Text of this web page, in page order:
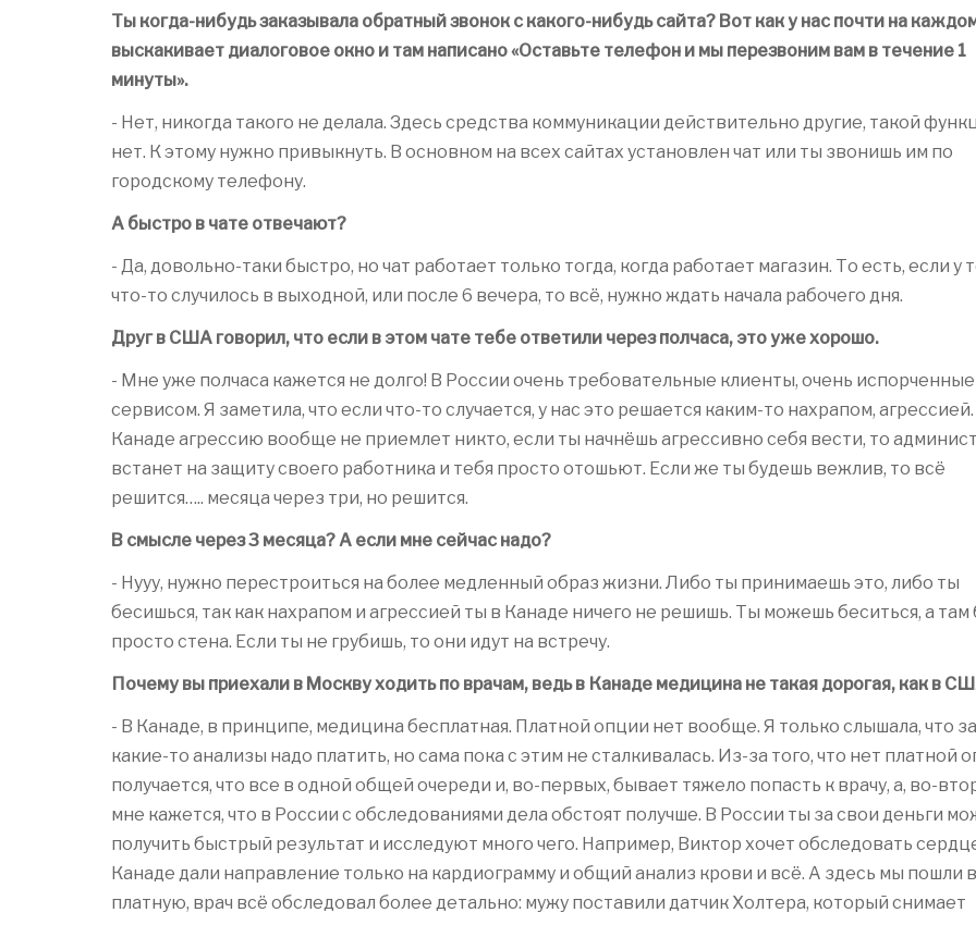
Ты когда-нибудь заказывала обратный звонок с какого-нибудь сайта? Вот как у нас почти на
выскакивает диалоговое окно и там написано «Оставьте телефон и мы перезвоним вам в течение 1
минуты».
- Нет, никогда такого не делала. Здесь средства коммуникации действительно другие, такой
нет. К этому нужно привыкнуть. В основном на всех сайтах установлен чат или ты звонишь им по
городскому телефону.
А быстро в чате отвечают?
- Да, довольно-таки быстро, но чат работает только тогда, когда работает магазин. То есть, если у
что-то случилось в выходной, или после 6 вечера, то всё, нужно ждать начала рабочего дня.
Друг в США говорил, что если в этом чате тебе ответили через полчаса, это уже хорошо.
- Мне уже полчаса кажется не долго! В России очень требовательные клиенты, очень испорченные
сервисом. Я заметила, что если что-то случается, у нас это решается каким-то нахрапом,
Канаде агрессию вообще не приемлет никто, если ты начнёшь агрессивно себя вести, то
встанет на защиту своего работника и тебя просто отошьют. Если же ты будешь вежлив, то всё
решится….. месяца через три, но решится.
В смысле через 3 месяца? А если мне сейчас надо?
- Нууу, нужно перестроиться на более медленный образ жизни. Либо ты принимаешь это, либо ты
бесишься, так как нахрапом и агрессией ты в Канаде ничего не решишь. Ты можешь беситься, а там
просто стена. Если ты не грубишь, то они идут на встречу.
Почему вы приехали в Москву ходить по врачам, ведь в Канаде медицина не такая дорогая, как в
- В Канаде, в принципе, медицина бесплатная. Платной опции нет вообще. Я только слышала, что за
какие-то анализы надо платить, но сама пока с этим не сталкивалась. Из-за того, что нет платной
получается, что все в одной общей очереди и, во-первых, бывает тяжело попасть к врачу, а, во-
мне кажется, что в России с обследованиями дела обстоят получше. В России ты за свои деньги
получить быстрый результат и исследуют много чего. Например, Виктор хочет обследовать
Канаде дали направление только на кардиограмму и общий анализ крови и всё. А здесь мы пошли в
платную, врач всё обследовал более детально: мужу поставили датчик Холтера, который снимает